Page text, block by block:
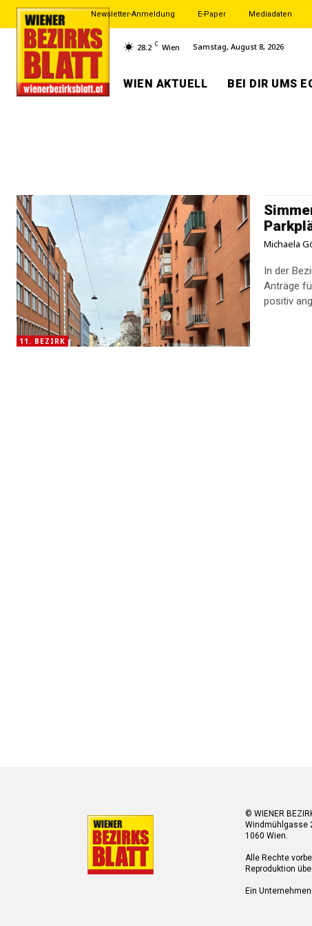
Newsletter-Anmeldung E-Paper Mediadaten
28.2 C Wien Samstag, August 8, 2026
WIEN AKTUELL BEI DIR UMS
11. BEZIRK
Michaela
In der
Anträge
positiv
© WIENER
Windmühlgasse
1060 Wien.
Alle Rechte
Reproduktion
Ein